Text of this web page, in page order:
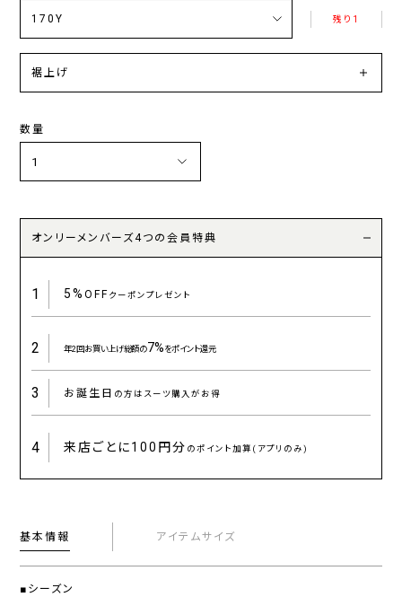
残り1
裾上げ
数量
オンリーメンバーズ4つの会員特典
1 5%OFFクーポンプレゼント
2 年2回お買い上げ総額の7%をポイント還元
3 お誕生日 の方はスーツ購入がお得
4 来店ごとに100円分 のポイント加算(アプリのみ)
基本情報 アイテムサイズ
■シーズン